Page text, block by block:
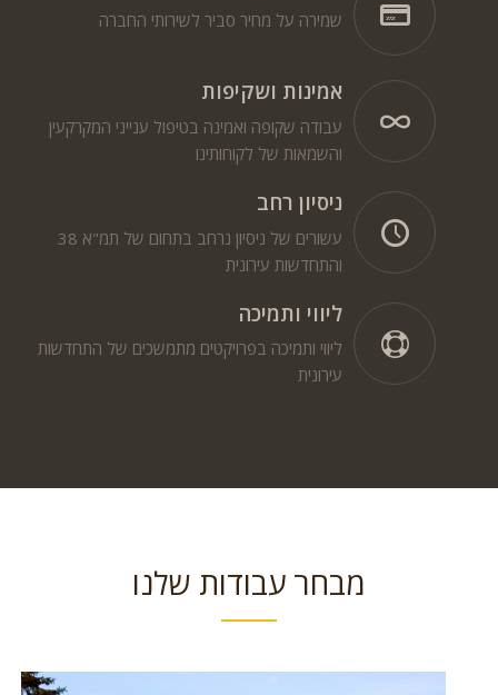
שמירה על מחיר סביר לשירותי החברה
אמינות ושקיפות
עבודה שקופה ואמינה בטיפול ענייני המקרקעין
והשמאות של לקוחותינו
ניסיון רחב
עשורים של ניסיון נרחב בתחום של תמ"א 38
והתחדשות עירונית
ליווי ותמיכה
ליווי ותמיכה בפרויקטים מתמשכים של התחדשות
עירונית
מבחר עבודות שלנו